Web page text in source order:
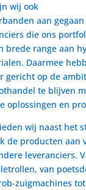
wij ook
aan
die ons
brede range aan
Daarmee
gericht op de
te blijven
oplossingen en
wij naast het
de producten aan
leveranciers.
van
zuigmachines